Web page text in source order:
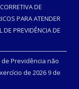
DE
PARA ATENDER
PREVIDÊNCIA DE
Previdência não
de 2026 9 de